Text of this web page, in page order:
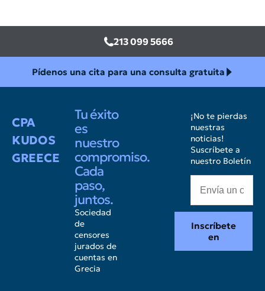
213 099 5666
Pídenos una cita para una consulta gratuita
CPA
KUDOS
GREECE
Tu éxito
es
nuestro
compromiso.
Cada
paso,
juntos.
Sociedad
de
censores
jurados de
cuentas en
Grecia
¡No te pierdas
nuestras
noticias!
Suscríbete a
nuestro Boletín
Inscríbete
en